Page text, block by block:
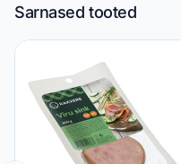
Sarnased tooted